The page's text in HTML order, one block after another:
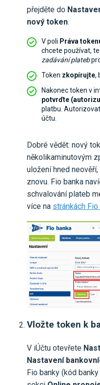
přejděte do
nový token.
V poli Práva
chcete používat,
zadávání plateb
Token zkopírujte,
Nakonec token v
potvrďte
platbu.
účtu.
Dobré vědět: nový
několikaminutovým
uložení hned
znovu. Fio banka
schvalování plateb
více na stránkách Fio
Vložte token k
V iÚčtu otevřete
Nastavení
Fio banky (kód